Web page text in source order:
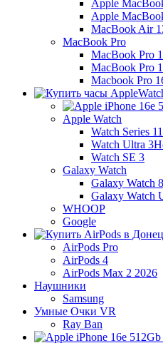
Apple
Apple
MacBook Air
MacBook Pro
MacBook Pro
MacBook Pro
Macbook Pro
Apple Watch
Watch Series 11
Watch Ultra 3
Watch SE 3
Galaxy Watch
Galaxy Watch
Galaxy Watch
WHOOP
Google
AirPods Pro
AirPods 4
AirPods Max 2 2026
Наушники
Samsung
Умные Очки VR
Ray Ban